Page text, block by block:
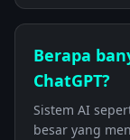
Berapa
ChatGPT?
Sistem AI
besar yang